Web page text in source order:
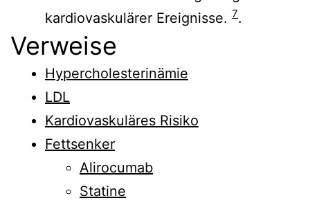
kardiovaskulärer Ereignisse. 7.
Verweise
Hypercholesterinämie
LDL
Kardiovaskuläres Risiko
Fettsenker
Alirocumab
Statine